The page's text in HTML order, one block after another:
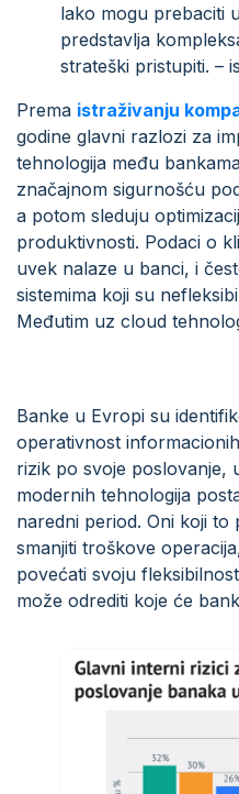
lako mogu prebaciti
predstavlja
strateški pristupiti. –
Prema istraživanju
godine glavni razlozi za
tehnologija među
značajnom sigurnošću
a potom sleduju
produktivnosti. Podaci o
uvek nalaze u banci, i
sistemima koji su
Međutim uz cloud
Banke u Evropi su
operativnost
rizik po svoje poslovanje,
modernih tehnologija
naredni period. Oni koji to
smanjiti troškove
povećati svoju
može odrediti koje će